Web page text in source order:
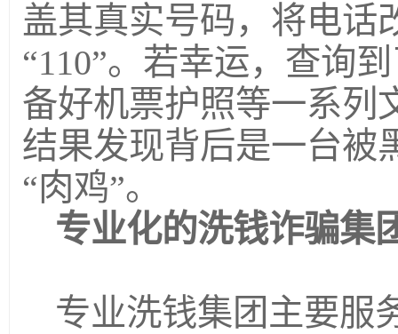
盖其真实号码，将电话
“110”。若幸运，查询
备好机票护照等一系列
结果发现背后是一台被
“肉鸡”。
专业化的洗钱诈骗集
专业洗钱集团主要服